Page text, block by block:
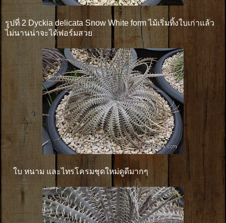
รูปที่ 2 Dyckia delicata Snow White form ไม้เริ่มทิ้งใบเก่าแล้ว
ไม่นานน่าจะได้ฟอร์มสวย
ใบ หนาม และไทรโครมชุดใหม่ดูดีมากๆ